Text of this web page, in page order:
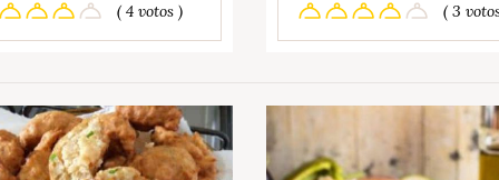
( 4 votos ) ( 3